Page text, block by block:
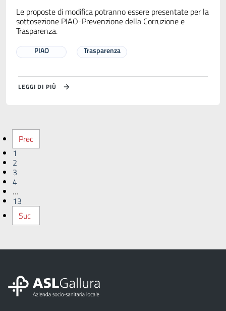
Le proposte di modifica potranno essere presentate per la
sottosezione PIAO-Prevenzione della Corruzione e
Trasparenza.
PIAO Trasparenza
LEGGI DI PIÙ
Prec
1
2
3
4
…
13
Suc